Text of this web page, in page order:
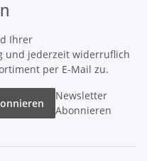
Ihrer
und jederzeit widerruflich
per E-Mail zu.
Newsletter
Abonnieren